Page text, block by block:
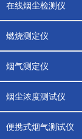
在线烟尘检测仪
燃烧测定仪
烟气测定仪
烟尘浓度测试仪
便携式烟气测试仪